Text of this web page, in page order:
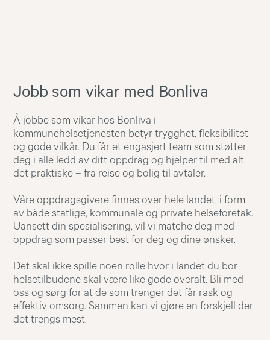
Jobb som vikar med Bonliva
Å jobbe som vikar hos Bonliva i
kommunehelsetjenesten betyr trygghet, fleksibilitet
og gode vilkår. Du får et engasjert team som støtter
deg i alle ledd av ditt oppdrag og hjelper til med alt
det praktiske – fra reise og bolig til avtaler.
Våre oppdragsgivere finnes over hele landet, i form
av både statlige, kommunale og private helseforetak.
Uansett din spesialisering, vil vi matche deg med
oppdrag som passer best for deg og dine ønsker.
Det skal ikke spille noen rolle hvor i landet du bor –
helsetilbudene skal være like gode overalt. Bli med
oss og sørg for at de som trenger det får rask og
effektiv omsorg. Sammen kan vi gjøre en forskjell der
det trengs mest.